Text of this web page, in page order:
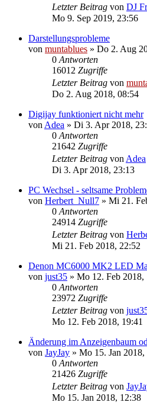
Letzter Beitrag von DJ
Mo 9. Sep 2019, 23:56
Darstellungsprobleme
von muntablues » Do 2. Aug
0 Antworten
16012 Zugriffe
Letzter Beitrag von
Do 2. Aug 2018, 08:54
Digijay funktioniert nicht mehr
von Adea » Di 3. Apr 2018,
0 Antworten
21642 Zugriffe
Letzter Beitrag von Adea
Di 3. Apr 2018, 23:13
PC Wechsel - seltsame
von Herbert_Null7 » Mi 21.
0 Antworten
24914 Zugriffe
Letzter Beitrag von
Mi 21. Feb 2018, 22:52
Denon MC6000 MK2 LED
von just35 » Mo 12. Feb 2018,
0 Antworten
23972 Zugriffe
Letzter Beitrag von
Mo 12. Feb 2018, 19:41
Änderung im Anzeigenbaum
von JayJay » Mo 15. Jan
0 Antworten
21426 Zugriffe
Letzter Beitrag von
Mo 15. Jan 2018, 12:38